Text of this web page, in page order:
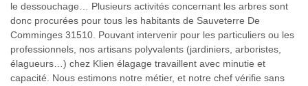
le dessouchage… Plusieurs activités concernant les arbres sont
donc procurées pour tous les habitants de Sauveterre De
Comminges 31510. Pouvant intervenir pour les particuliers ou les
professionnels, nos artisans polyvalents (jardiniers, arboristes,
élagueurs…) chez Klien élagage travaillent avec minutie et
capacité. Nous estimons notre métier, et notre chef vérifie sans